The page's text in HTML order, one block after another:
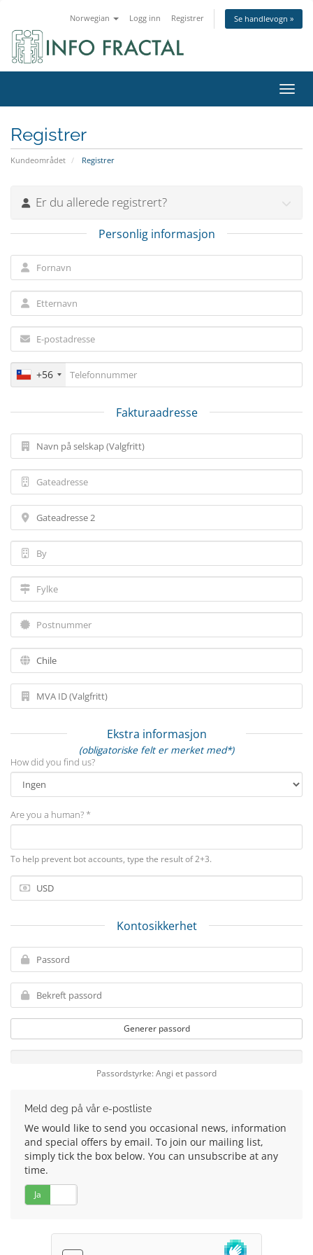
Norwegian Logg inn Registrer Se handlevogn »
Bytt
Registrer
Kundeområdet Registrer
Er du allerede registrert?
Personlig informasjon
+56
Fakturaadresse
Ekstra informasjon
(obligatoriske felt er merket med*)
How did you find us?
Are you a human? *
To help prevent bot accounts, type the result of 2+3.
Kontosikkerhet
Generer passord
Passordstyrke: Angi et passord
Meld deg på vår e-postliste
We would like to send you occasional news, information
and special offers by email. To join our mailing list,
simply tick the box below. You can unsubscribe at any
time.
Ja